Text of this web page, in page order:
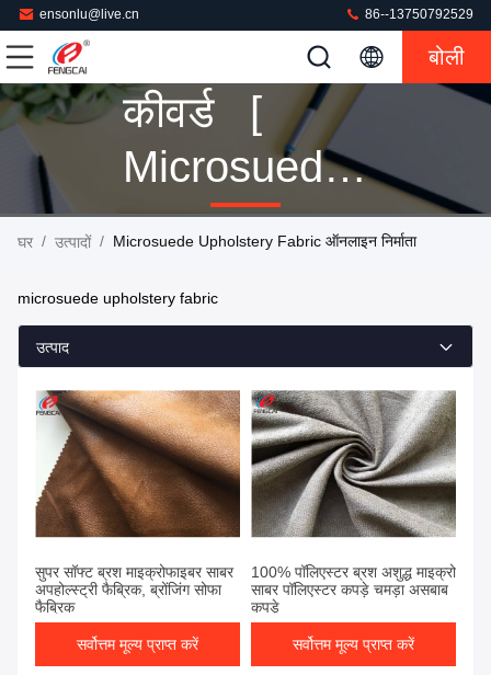
ensonlu@live.cn 86--13750792529
बोली
कीवर्ड [
Microsuede
Upholstery
मिलान 28
उत्पादों
घर / उत्पादों / Microsuede Upholstery Fabric ऑनलाइन निर्माता
microsuede upholstery fabric
उत्पाद
सुपर सॉफ्ट ब्रश माइक्रोफाइबर साबर
अपहोल्स्ट्री फैब्रिक, ब्रोंजिंग सोफा
फैब्रिक
सर्वोत्तम मूल्य प्राप्त करें
100% पॉलिएस्टर ब्रश अशुद्ध माइक्रो
साबर पॉलिएस्टर कपड़े चमड़ा असबाब
कपड़े
सर्वोत्तम मूल्य प्राप्त करें